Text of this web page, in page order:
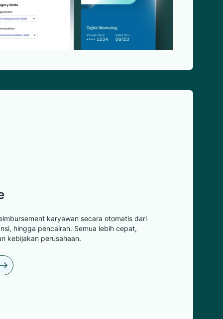
karyawan secara otomatis dari
hingga pencairan. Semua lebih cepat,
kebijakan perusahaan.